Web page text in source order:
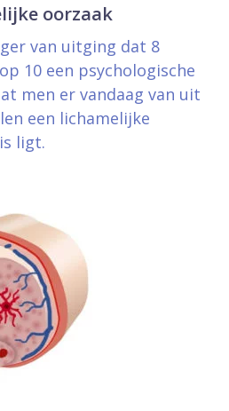
oorzaak
van uitging dat 8
10 een psychologische
men er vandaag van uit
een lichamelijke
ligt.